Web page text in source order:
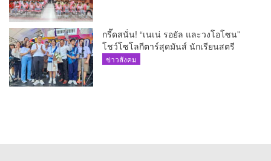
กรี๊ดสนั่น! “เนเน่ รอยัล และวงโอโซน”
โชว์โซโลกีตาร์สุดมันส์ นักเรียนสตรี
ภูเก็ตนั่งไม่ติด ทั้งเต้น-ร้อง
ข่าวสังคม